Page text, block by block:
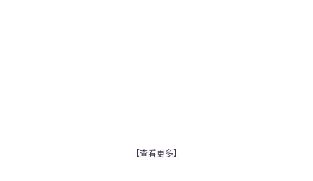
【查看更多】